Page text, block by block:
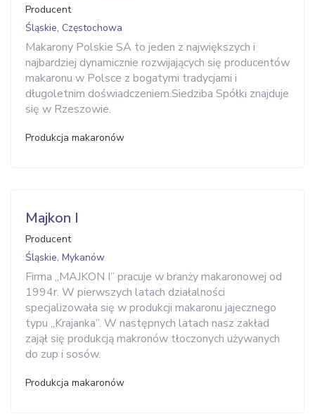
Producent
Śląskie, Częstochowa
Makarony Polskie SA to jeden z największych i
najbardziej dynamicznie rozwijających się producentów
makaronu w Polsce z bogatymi tradycjami i
długoletnim doświadczeniem.Siedziba Spółki znajduje
się w Rzeszowie.
Produkcja makaronów
Majkon I
Producent
Śląskie, Mykanów
Firma „MAJKON I” pracuje w branży makaronowej od
1994r. W pierwszych latach działalności
specjalizowała się w produkcji makaronu jajecznego
typu „Krajanka”. W następnych latach nasz zakład
zajął się produkcją makronów tłoczonych używanych
do zup i sosów.
Produkcja makaronów